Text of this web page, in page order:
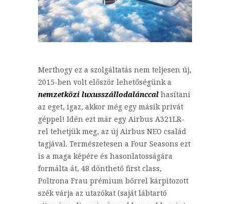
Merthogy ez a szolgáltatás nem teljesen új,
2015-ben volt először lehetőségünk a
nemzetközi luxusszállodalánccal hasítani
az eget, igaz, akkor még egy másik privát
géppel! Idén ezt már egy Airbus A321LR-
rel tehetjük meg, az új Airbus NEO család
tagjával. Természetesen a Four Seasons ezt
is a maga képére és hasonlatosságára
formálta át, 48 dönthető first class,
Poltrona Frau prémium bőrrel kárpitozott
szék várja az utazókat (saját lábtartó